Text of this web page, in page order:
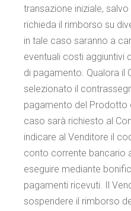
transazione iniziale,
richieda il rimborso su
in tale caso saranno a
eventuali costi aggiuntivi
di pagamento. Qualora il
selezionato il
pagamento del Prodotto
caso sarà richiesto al
indicare al Venditore il
conto corrente bancario
eseguire mediante
pagamenti ricevuti. Il
sospendere il rimborso